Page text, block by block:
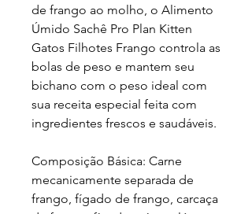
de frango ao molho, o Alimento
Úmido Sachê Pro Plan Kitten
Gatos Filhotes Frango controla as
bolas de peso e mantem seu
bichano com o peso ideal com
sua receita especial feita com
ingredientes frescos e saudáveis.
Composição Básica: Carne
mecanicamente separada de
frango, fígado de frango, carcaça